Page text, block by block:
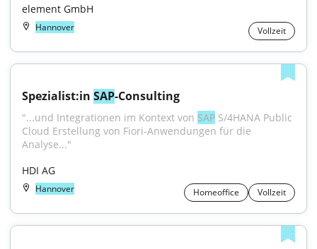
element GmbH
Hannover Vollzeit
Spezialist:in SAP-Consulting
"...und Integrationen im Kontext von SAP S/4HANA Public
Cloud Erstellung von Fiori-Anwendungen für die
Analyse..."
HDI AG
Hannover Homeoffice Vollzeit